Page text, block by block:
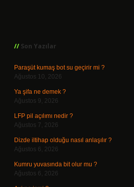
Son Yazılar
Paraşüt kumaş bot su geçirir mi ?
Ağustos 10, 2026
Ya şifa ne demek ?
Ağustos 9, 2026
LFP pil açılımı nedir ?
Ağustos 7, 2026
Dizde iltihap olduğu nasıl anlaşılır ?
Ağustos 6, 2026
Kumru yuvasında bit olur mu ?
Ağustos 6, 2026